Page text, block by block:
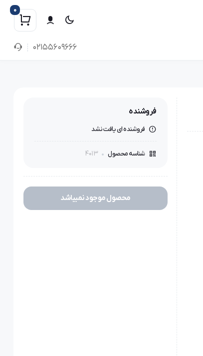
0
02155609666
فروشنده
فروشنده ای یافت نشد
شناسه محصول 4013
محصول موجود نمیباشد